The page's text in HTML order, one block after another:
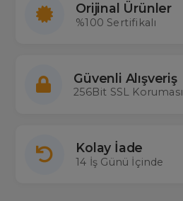
Orijinal Ürünler
%100 Sertifikalı
Güvenli Alışveriş
256Bit SSL Koruması
Kolay İade
14 İş Günü İçinde